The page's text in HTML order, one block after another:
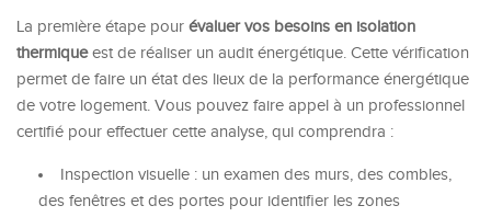
La première étape pour évaluer vos besoins en isolation
thermiqueest de réaliser un audit énergétique. Cette vérification
permet de faire un état des lieux de la performance énergétique
de votre logement. Vous pouvez faire appel à un professionnel
certifié pour effectuer cette analyse, qui comprendra :
Inspection visuelle : un examen des murs, des combles,
des fenêtres et des portes pour identifier les zones